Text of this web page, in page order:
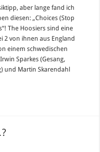
Hoosiers
–
Musiktipp
DeLuXe!
aber lange fand ich
diesen: „Choices (Stop
The Hoosiers sind eine
2 von ihnen aus England
einem schwedischen
Sparkes (Gesang,
und Martin Skarendahl